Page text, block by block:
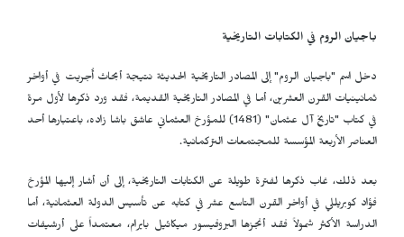
باجيان الروم في الكتابات التاريخية
دخل اسم "باجيان الروم" إلى المصادر التاريخية الحديثة نتيجة أبحاث أُجريت في أواخر
ثمانينيات القرن العشرين، أما في المصادر التاريخية القديمة، فقد ورد ذكرها لأول مرة
في كتاب "تاريخ آل عثمان" (1481) للمؤرخ العثماني عاشق باشا زاده، باعتبارها أحد
العناصر الأربعة المؤسسة للمجتمعات التركمانية.
بعد ذلك، غاب ذكرها لفترة طويلة عن الكتابات التاريخية، إلى أن أشار إليها المؤرخ
فؤاد كوبريللي في أواخر القرن التاسع عشر في كتابه عن تأسيس الدولة العثمانية، أما
الدراسة الأكثر شمولاً فقد أنجزها البروفيسور ميكائيل بايرام، معتمداً على أرشيفات